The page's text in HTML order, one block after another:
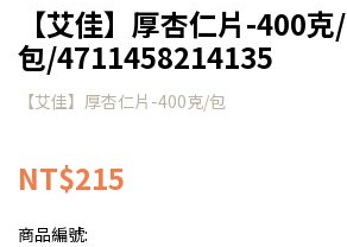
【艾佳】厚杏仁片-400克/
包/4711458214135
【艾佳】厚杏仁片-400克/包
NT$215
商品編號: